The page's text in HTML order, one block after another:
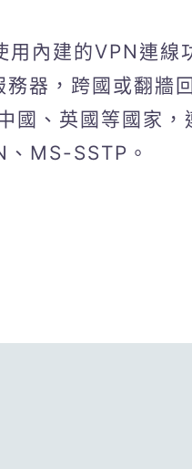
內建的VPN連線
器，跨國或翻牆
國、英國等國家
MS-SSTP。